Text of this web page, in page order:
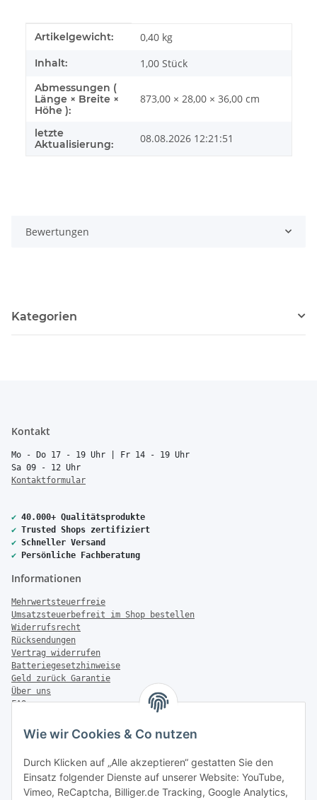
Wie wir Cookies & Co nutzen
Durch Klicken auf „Alle akzeptieren“ gestatten Sie den
Einsatz folgender Dienste auf unserer Website: YouTube,
Vimeo, ReCaptcha, Billiger.de Tracking, Google Analytics,
Produkteigenschaft
Wert
Artikelgewicht: 0,40 kg
Inhalt: 1,00 Stück
Abmessungen (
Länge × Breite ×
Höhe ):
873,00 × 28,00 × 36,00 cm
letzte
Aktualisierung:
08.08.2026 12:21:51
Bewertungen
Kategorien
Kontakt
Mo - Do 17 - 19 Uhr | Fr 14 - 19 Uhr
Sa 09 - 12 Uhr
Kontaktformular
✔ 40.000+ Qualitätsprodukte
✔ Trusted Shops zertifiziert
✔ Schneller Versand
✔ Persönliche Fachberatung
Informationen
Mehrwertsteuerfreie
Umsatzsteuerbefreit im Shop bestellen
Widerrufsrecht
Rücksendungen
Vertrag widerrufen
Batteriegesetzhinweise
Geld zurück Garantie
Über uns
FAQ
Zahlung & Versand